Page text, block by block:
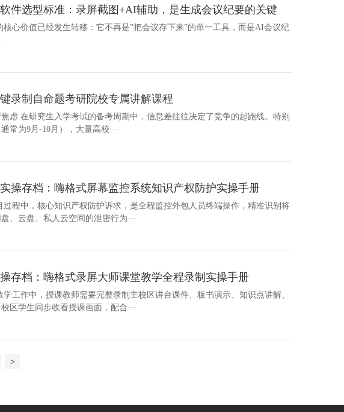
软件选型标准：录屏截图+AI辅助，是生成会议纪要的关键
核心价值已经发生转移：它不再是”把会议存下来”的单一工具，而是AI会议纪
录制自命题考研院校专属讲解课程
虑 在研究生入学考试的备考周期中，信息差往往决定了竞争的起跑线。特别
常为9月-10月），大量高校···
操存档：嗨格式屏幕监控系统知识产权防护实操手册
过程中，核心知识产权防护诉求，是全程监控外包人员终端操作，精准识别将
、云盘、私人云空间的泄密行为···
存档：嗨格式录屏大师课堂教学全程录制实操手册
工作中，授课教师需要完整录制主校区讲台课件、板书演示、知识点讲解、
区学生同步收看授课画面，配合···
>